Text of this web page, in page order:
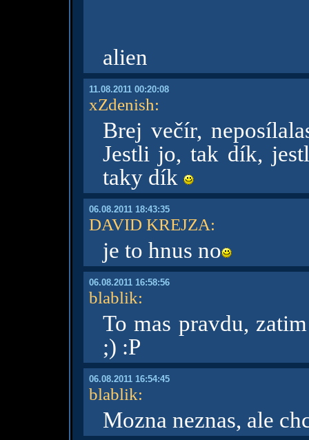
alien
11.08.2011 00:20:08
xZdenish:
Brej večír,
Jestli jo, tak dík,
taky dík
06.08.2011 18:43:35
DAVID KREJZA:
je to hnus no
06.08.2011 16:58:56
blablik:
To mas pravdu,
;) :P
06.08.2011 16:54:45
blablik:
Mozna neznas, ale